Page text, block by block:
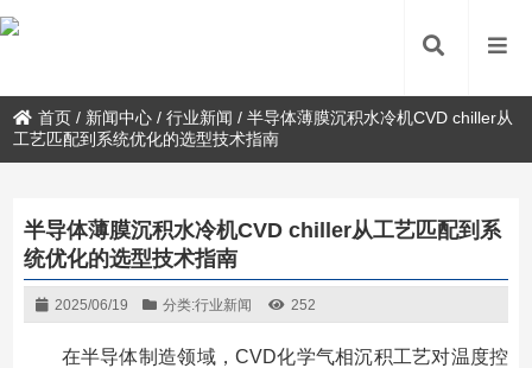
首页 / 新闻中心 /行业新闻 /半导体薄膜沉积水冷机CVD chiller从
工艺匹配到系统优化的选型技术指南
半导体薄膜沉积水冷机CVD chiller从工艺匹配到系
统优化的选型技术指南
2025/06/19 分类:行业新闻 252
在半导体制造领域，CVD化学气相沉积工艺对温度控